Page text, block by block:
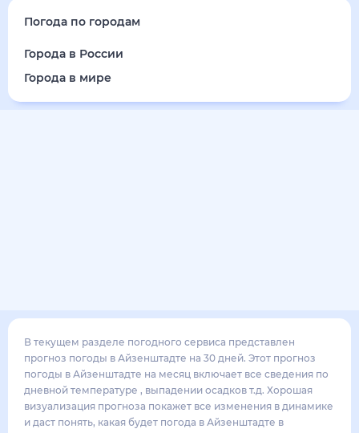
Погода по городам
Города в России
Города в мире
В текущем разделе погодного сервиса представлен
прогноз погоды в Айзенштадте на 30 дней. Этот прогноз
погоды в Айзенштадте на месяц включает все сведения по
дневной температуре , выпадении осадков т.д. Хорошая
визуализация прогноза покажет все изменения в динамике
и даст понять, какая будет погода в Айзенштадте в